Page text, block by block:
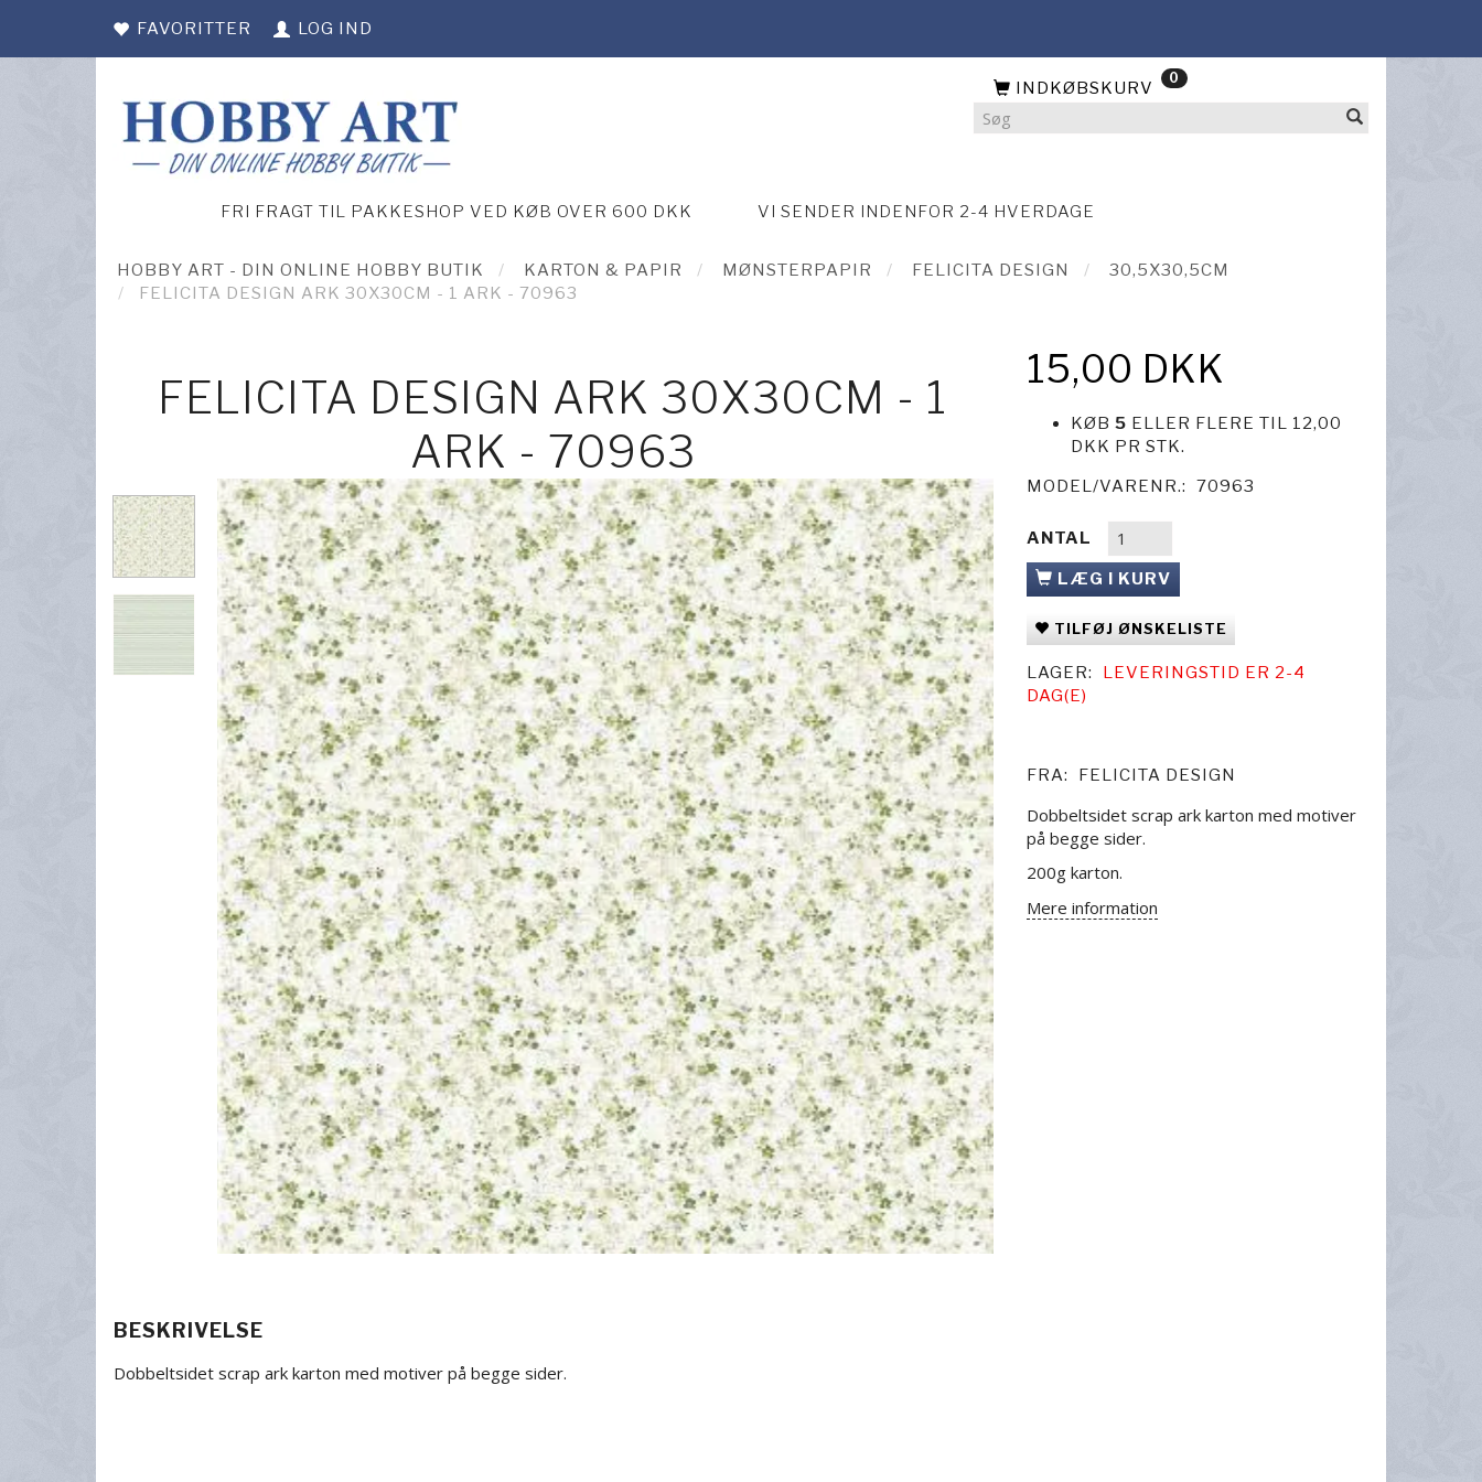
FAVORITTER LOG IND
INDKØBSKURV 0
FRI FRAGT TIL PAKKESHOP VED KØB OVER 600 DKK VI SENDER INDENFOR 2-4 HVERDAGE
HOBBY ART - DIN ONLINE HOBBY BUTIK KARTON & PAPIR MØNSTERPAPIR FELICITA DESIGN
30,5X30,5CM
FELICITA DESIGN ARK 30X30CM - 1 ARK - 70963
FELICITA DESIGN ARK 30X30CM - 1
ARK - 70963
BESKRIVELSE
Dobbeltsidet scrap ark karton med motiver på begge sider.
15,00 DKK
KØB 5 ELLER FLERE TIL 12,00
DKK PR STK.
MODEL/VARENR.:
70963
ANTAL
LÆG I KURV
TILFØJ ØNSKELISTE
LAGER:
LEVERINGSTID ER 2-4
DAG(E)
FRA: FELICITA DESIGN
Dobbeltsidet scrap ark karton med motiver
på begge sider.
200g karton.
Mere information